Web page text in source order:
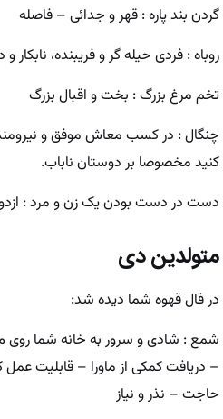
گردن بند پاره : قهر و جدائی – فاصله
روباه : فردی حیله گر و فریبنده،
تخم مرغ بزرگ : بخت و اقبال بزرگ
چنگال : در کسب معاش موفق و
کنید مخصوصا بر دوستان ناباب.
دست در دست بودن یک زن و مرد :
متولدین دی
در فال قهوه شما دیده شد:
شمع : شادی و سرور به خانه شما
– دریافت کمکی از ماورا – قابلیت
حاجت – نذر و نیاز